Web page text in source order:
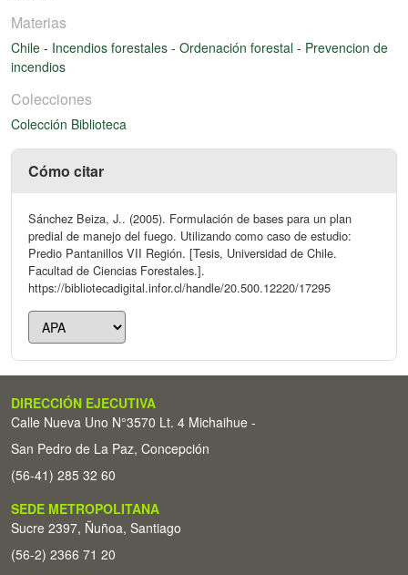
Materias
Chile - Incendios forestales - Ordenación forestal - Prevencion de
incendios
Colecciones
Colección Biblioteca
Cómo citar
Sánchez Beiza, J.. (2005). Formulación de bases para un plan
predial de manejo del fuego. Utilizando como caso de estudio:
Predio Pantanillos VII Región. [Tesis, Universidad de Chile.
Facultad de Ciencias Forestales.].
https://bibliotecadigital.infor.cl/handle/20.500.12220/17295
DIRECCIÓN EJECUTIVA
Calle Nueva Uno N°3570 Lt. 4 Michaihue -
San Pedro de La Paz, Concepción
(56-41) 285 32 60
SEDE METROPOLITANA
Sucre 2397, Ñuñoa, Santiago
(56-2) 2366 71 20